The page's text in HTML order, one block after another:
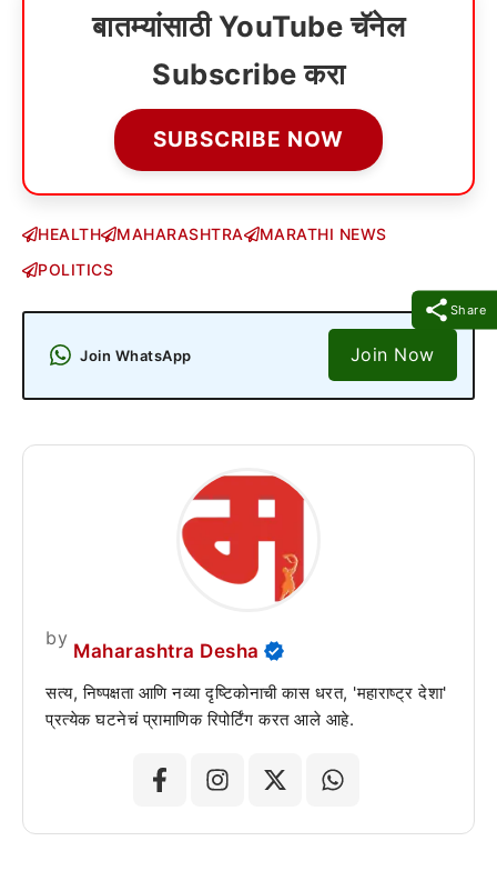
Share
बातम्यांसाठी YouTube चॅनेल
Subscribe करा
SUBSCRIBE NOW
HEALTH MAHARASHTRA
MARATHI NEWS
POLITICS
Join WhatsApp Join Now
by
Maharashtra Desha
सत्य, निष्पक्षता आणि नव्या दृष्टिकोनाची कास धरत, 'महाराष्ट्र देशा'
प्रत्येक घटनेचं प्रामाणिक रिपोर्टिंग करत आले आहे.